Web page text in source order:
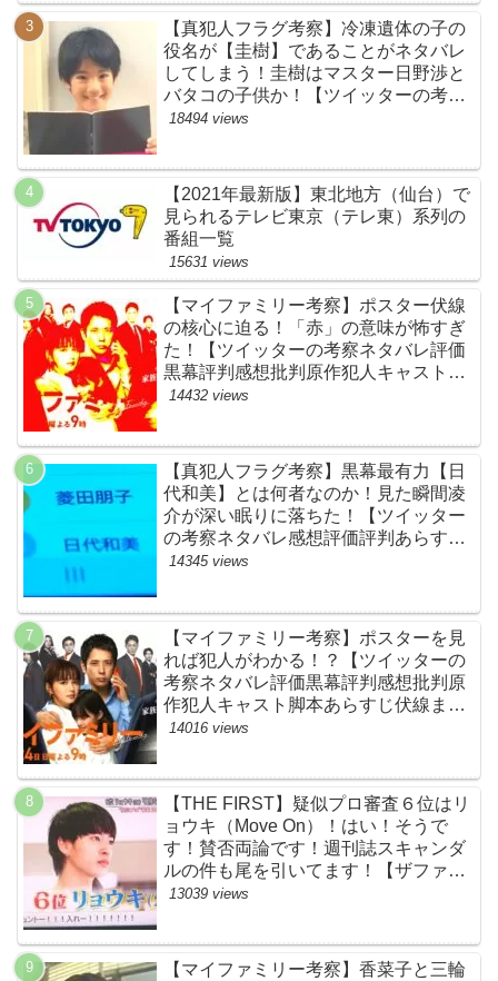
【真犯人フラグ考察】冷凍遺体の子の
役名が【圭樹】であることがネタバレ
してしまう！圭樹はマスター日野渉と
バタコの子供か！【ツイッターの考察
ネタバレ感想評価評判あらすじ原作犯
18494 views
【2021年最新版】東北地方（仙台）で
見られるテレビ東京（テレ東）系列の
番組一覧
15631 views
【マイファミリー考察】ポスター伏線
の核心に迫る！「赤」の意味が怖すぎ
た！【ツイッターの考察ネタバレ評価
黒幕評判感想批判原作犯人キャスト脚
本あらすじ伏線まとめ】
14432 views
【真犯人フラグ考察】黒幕最有力【日
代和美】とは何者なのか！見た瞬間凌
介が深い眠りに落ちた！【ツイッター
の考察ネタバレ感想評価評判あらすじ
原作犯人キャスト黒幕伏線まとめ】
14345 views
【マイファミリー考察】ポスターを見
れば犯人がわかる！？【ツイッターの
考察ネタバレ評価黒幕評判感想批判原
作犯人キャスト脚本あらすじ伏線まと
め】
14016 views
【THE FIRST】疑似プロ審査６位はリ
ョウキ（Move On）！はい！そうで
す！賛否両論です！週刊誌スキャンダ
ルの件も尾を引いてます！【ザファー
スト・ネットのネタバレ感想考察まと
13039 views
【マイファミリー考察】香菜子と三輪